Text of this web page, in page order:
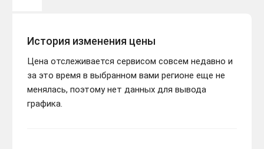
История изменения цены
Цена отслеживается сервисом совсем недавно и
за это время в выбранном вами регионе еще не
менялась, поэтому нет данных для вывода
графика.